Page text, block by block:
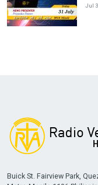
Jul
Buick St. Fairview Park,